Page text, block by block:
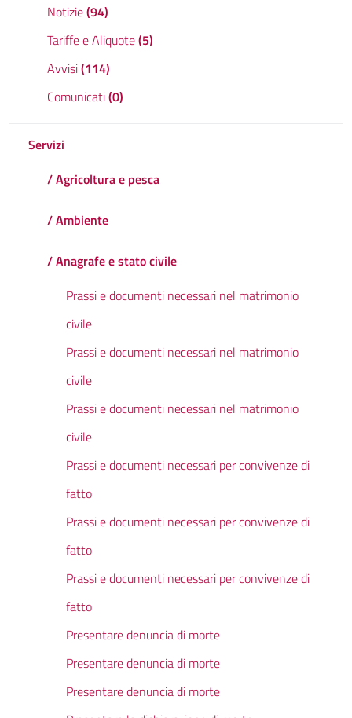
Notizie(94)
Tariffe e Aliquote(5)
Avvisi(114)
Comunicati(0)
Servizi
/ Agricoltura e pesca
/ Ambiente
/ Anagrafe e stato civile
Prassi e documenti necessari nel matrimonio
civile
Prassi e documenti necessari nel matrimonio
civile
Prassi e documenti necessari nel matrimonio
civile
Prassi e documenti necessari per convivenze di
fatto
Prassi e documenti necessari per convivenze di
fatto
Prassi e documenti necessari per convivenze di
fatto
Presentare denuncia di morte
Presentare denuncia di morte
Presentare denuncia di morte